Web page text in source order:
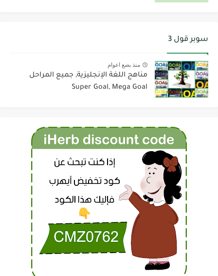
سوبر قول 3
منذ بضع اعوام
مناهج اللغة الإنجليزية, جميع المراحل
Super Goal, Mega Goal